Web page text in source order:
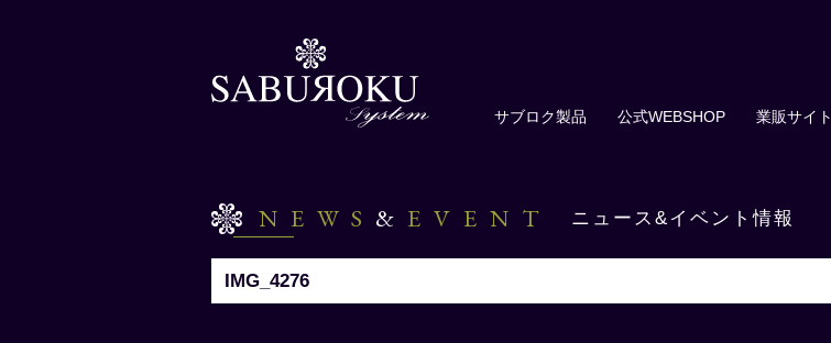
サブロク製品 公式WEBSHOP 業販サイト
NEWS & EVENT ニュース&イベント情報
IMG_4276